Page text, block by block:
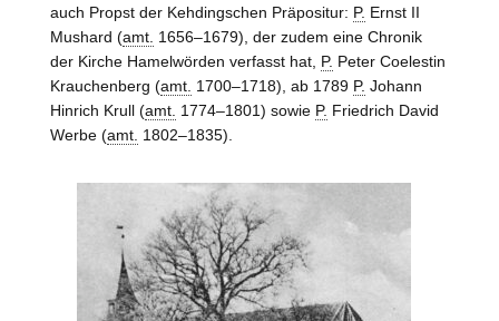
auch Propst der Kehdingschen Präpositur: P. Ernst II
Mushard (amt. 1656–1679), der zudem eine Chronik
der Kirche Hamelwörden verfasst hat, P. Peter Coelestin
Krauchenberg (amt. 1700–1718), ab 1789 P. Johann
Hinrich Krull (amt. 1774–1801) sowie P. Friedrich David
Werbe (amt. 1802–1835).